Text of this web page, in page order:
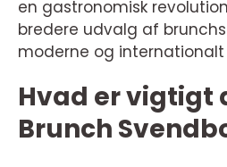
en gastronomisk
bredere udvalg af
moderne og
Hvad er vigtigt
Brunch